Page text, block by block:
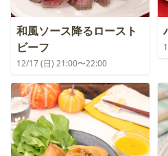
和風ソース降るロースト
ビーフ
12/17 (日) 21:00〜22:00